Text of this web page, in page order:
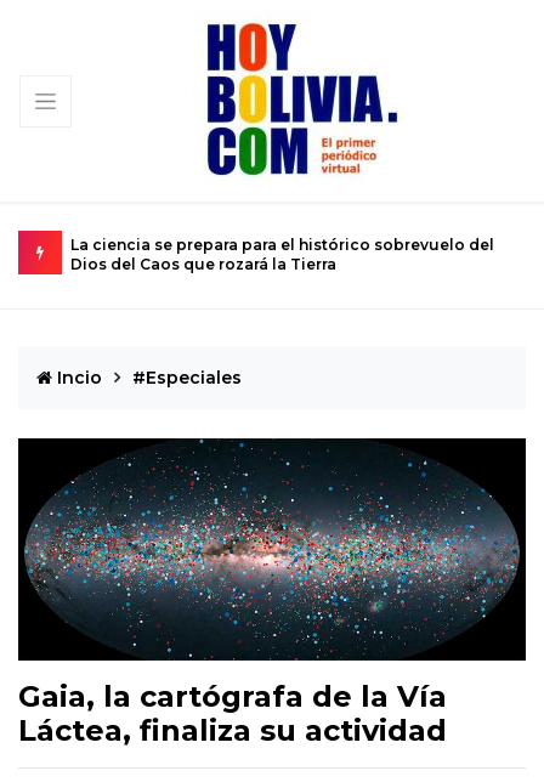
El calvario de un joven atrapado en el cuerpo de un niño
de 12 años
Incio #Especiales
Gaia, la cartógrafa de la Vía
Láctea, finaliza su actividad